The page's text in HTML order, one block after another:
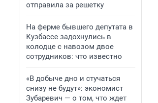
отправила за решетку
На ферме бывшего депутата в
Кузбассе задохнулись в
колодце с навозом двое
сотрудников: что известно
«В добыче дно и стучаться
снизу не будут»: экономист
Зубаревич — о том, что ждет